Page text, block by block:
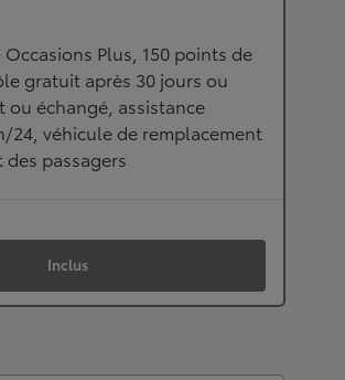
Plus, 150 points de
gratuit après 30 jours ou
ou échangé, assistance
24, véhicule de remplacement
passagers
Inclus